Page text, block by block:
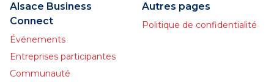
Alsace Business
Connect
Événements
Entreprises participantes
Communauté
Autres pages
Politique de confidentialité